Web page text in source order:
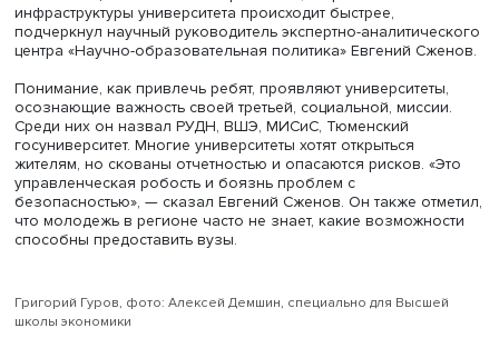
Выходом из ситуации может стать государственное или
муниципальное задание по работе с молодежью или
грантовое финансирование этой деятельности. Денис
также отметил, что при использовании вузовской
инфраструктуры жителями следует учитывать мнение
студентов.
Советник Федерального агентства по делам молодежи
Дмитрий Покровский отметил, что проекты развития
университетов предусматривают создание пространств
только для учебы и самостоятельных занятий, но и для
Основная проблема реализации этих проектов — их
финансирование. Не каждый университет может